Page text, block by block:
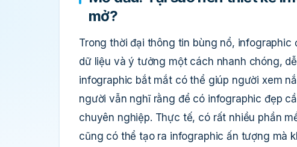
mở?
Trong thời đại thông tin bùng nổ,
dữ liệu và ý tưởng một cách nhanh chóng,
infographic bắt mắt có thể giúp người xem
người vẫn nghĩ rằng để có infographic đẹp
chuyên nghiệp. Thực tế, có rất nhiều phần
cũng có thể tạo ra infographic ấn tượng mà